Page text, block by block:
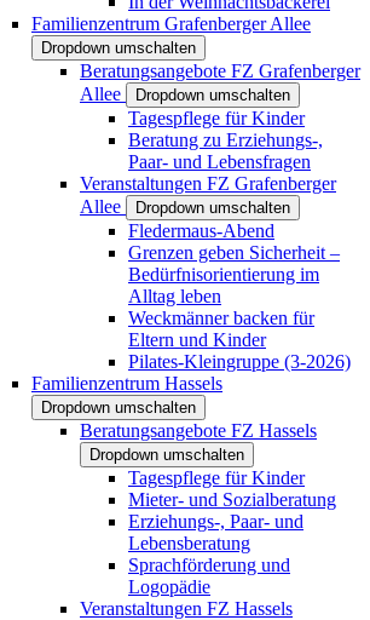
Familienzentrum Grafenberger Allee
Dropdown umschalten
Beratungsangebote FZ Grafenberger
Allee
Dropdown umschalten
Tagespflege für Kinder
Beratung zu Erziehungs-,
Paar- und Lebensfragen
Veranstaltungen FZ Grafenberger
Allee
Dropdown umschalten
Fledermaus-Abend
Grenzen geben Sicherheit –
Bedürfnisorientierung im
Alltag leben
Weckmänner backen für
Eltern und Kinder
Pilates-Kleingruppe (3-2026)
Familienzentrum Hassels
Dropdown umschalten
Beratungsangebote FZ Hassels
Dropdown umschalten
Tagespflege für Kinder
Mieter- und Sozialberatung
Erziehungs-, Paar- und
Lebensberatung
Sprachförderung und
Logopädie
Veranstaltungen FZ Hassels